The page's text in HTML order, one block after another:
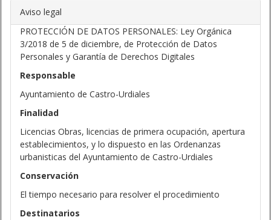
Aviso legal
PROTECCIÓN DE DATOS PERSONALES: Ley Orgánica
3/2018 de 5 de diciembre, de Protección de Datos
Personales y Garantía de Derechos Digitales
Responsable
Ayuntamiento de Castro-Urdiales
Finalidad
Licencias Obras, licencias de primera ocupación, apertura
establecimientos, y lo dispuesto en las Ordenanzas
urbanisticas del Ayuntamiento de Castro-Urdiales
Conservación
El tiempo necesario para resolver el procedimiento
Destinatarios